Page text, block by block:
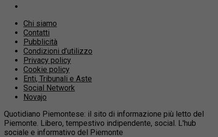
Chi siamo
Contatti
Pubblicità
Condizioni d’utilizzo
Privacy policy
Cookie policy
Enti, Tribunali e Aste
Social Network
Novajo
Quotidiano Piemontese: il sito di informazione più letto del
Piemonte. Libero, tempestivo indipendente, social. L'hub
sociale e informativo del Piemonte